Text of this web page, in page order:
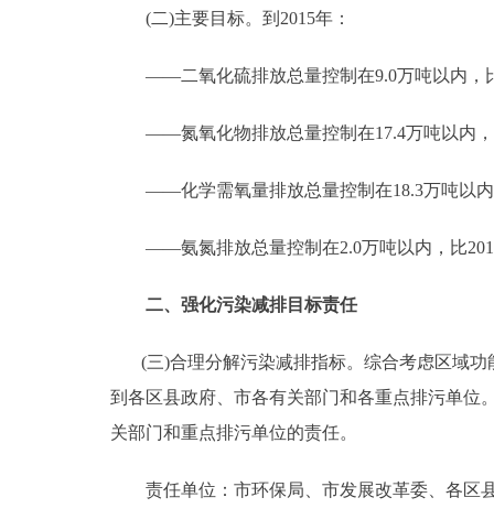
(二)主要目标。到2015年：
——二氧化硫排放总量控制在9.0万吨以内，比
——氮氧化物排放总量控制在17.4万吨以内，
——化学需氧量排放总量控制在18.3万吨以内，
——氨氮排放总量控制在2.0万吨以内，比2010
二、强化污染减排目标责任
(三)合理分解污染减排指标。综合考虑区域功
到各区县政府、市各有关部门和各重点排污单位
关部门和重点排污单位的责任。
责任单位：市环保局、市发展改革委、各区